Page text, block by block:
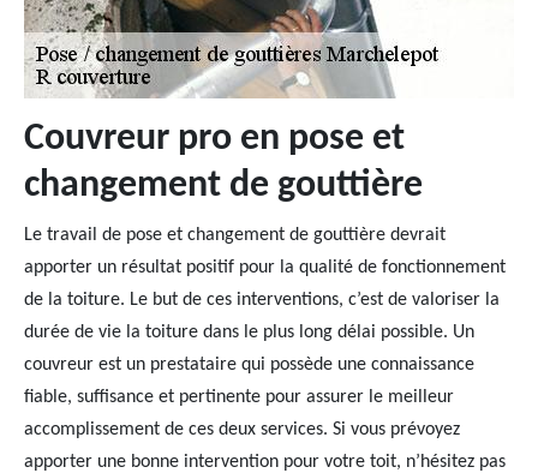
Couvreur pro en pose et
changement de gouttière
Le travail de pose et changement de gouttière devrait
apporter un résultat positif pour la qualité de fonctionnement
de la toiture. Le but de ces interventions, c’est de valoriser la
durée de vie la toiture dans le plus long délai possible. Un
couvreur est un prestataire qui possède une connaissance
fiable, suffisance et pertinente pour assurer le meilleur
accomplissement de ces deux services. Si vous prévoyez
apporter une bonne intervention pour votre toit, n’hésitez pas